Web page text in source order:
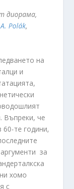
диорама,
Polák,
на
и
Въпреки, че
60-те години,
за
хомо
с